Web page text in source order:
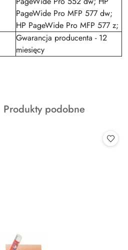
PageWide Pro MFP 577 dw;
HP PageWide Pro MFP 577 z;
Gwarancja producenta - 12
miesięcy
Produkty
Produkty podobne